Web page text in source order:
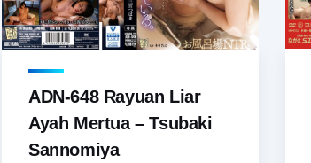
ADN-648 Rayuan Liar
Ayah Mertua – Tsubaki
Sannomiya